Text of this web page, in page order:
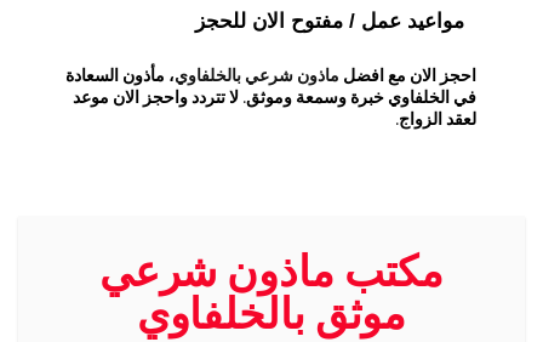
مواعيد عمل / مفتوح الان للحجز
احجز الان مع افضل ماذون شرعي بالخلفاوي، مأذون السعادة
في الخلفاوي خبرة وسمعة وموثق. لا تتردد واحجز الان موعد
لعقد الزواج.
مكتب ماذون شرعي
موثق بالخلفاوي